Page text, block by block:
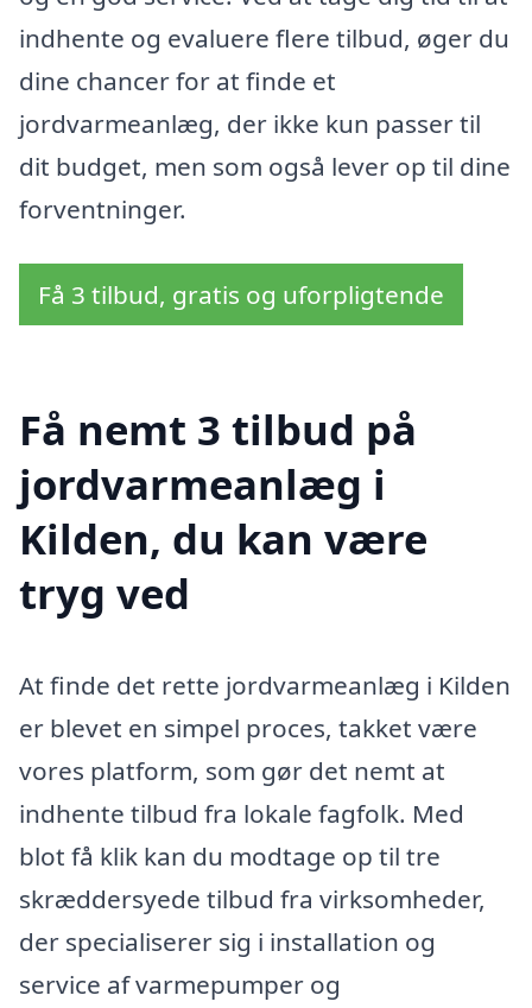
indhente og evaluere flere tilbud, øger du
dine chancer for at finde et
jordvarmeanlæg, der ikke kun passer til
dit budget, men som også lever op til dine
forventninger.
Få 3 tilbud, gratis og uforpligtende
Få nemt 3 tilbud på
jordvarmeanlæg i
Kilden, du kan være
tryg ved
At finde det rette jordvarmeanlæg i Kilden
er blevet en simpel proces, takket være
vores platform, som gør det nemt at
indhente tilbud fra lokale fagfolk. Med
blot få klik kan du modtage op til tre
skræddersyede tilbud fra virksomheder,
der specialiserer sig i installation og
service af varmepumper og